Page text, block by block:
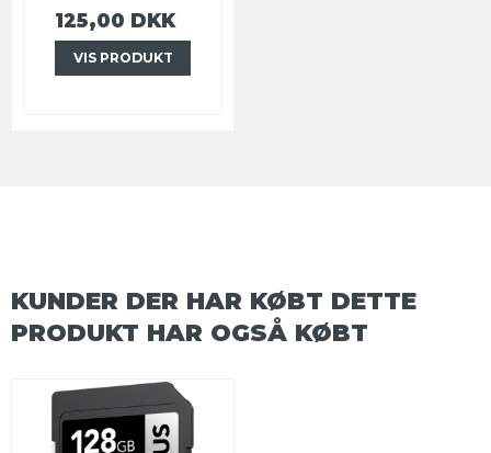
125,00 DKK
VIS PRODUKT
KUNDER DER HAR KØBT DETTE
PRODUKT HAR OGSÅ KØBT